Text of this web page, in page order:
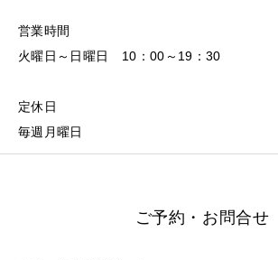
営業時間
火曜日～日曜日 10：00～19：30
定休日
毎週月曜日
ご予約・お問合せ